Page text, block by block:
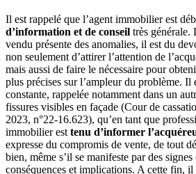
Il est rappelé que l’agent immobilier est
d’information et de conseil très générale.
vendu présente des anomalies, il est du
non seulement d’attirer l’attention de
mais aussi de faire le nécessaire pour
plus précises sur l’ampleur du problème. Il
constante, rappelée notamment dans un
fissures visibles en façade (Cour de
2023, n°22-16.623), qu’en tant que
immobilier est tenu d’informer
expresse du compromis de vente, de tout
bien, même s’il se manifeste par des
conséquences et implications. A cette fin,